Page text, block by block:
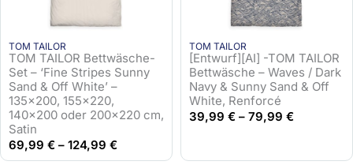
TOM TAILOR
TOM TAILOR Bettwäsche-
Set – ‘Fine Stripes Sunny
Sand & Off White’ –
135×200, 155×220,
140×200 oder 200×220 cm,
Satin
69,99 € – 124,99 €
TOM TAILOR
[Entwurf][AI] -TOM TAILOR
Bettwäsche – Waves / Dark
Navy & Sunny Sand & Off
White, Renforcé
39,99 € – 79,99 €